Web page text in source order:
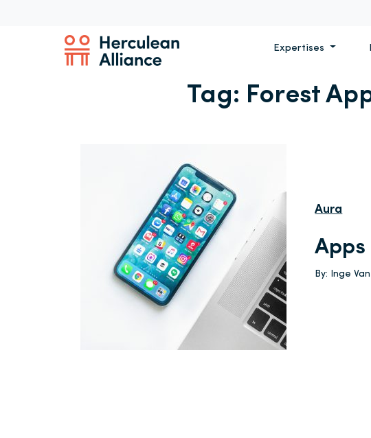
Expertises
Tag: Forest
Aura
Apps
By: Inge